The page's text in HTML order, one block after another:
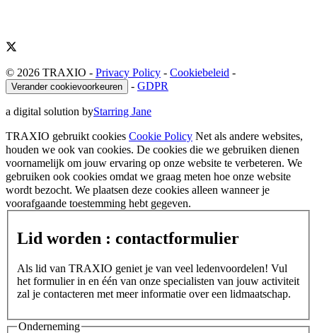
© 2026 TRAXIO - Privacy Policy - Cookiebeleid -
Verander cookievoorkeuren - GDPR
a digital solution byStarring Jane
TRAXIO gebruikt cookies Cookie Policy Net als andere websites,
houden we ook van cookies. De cookies die we gebruiken dienen
voornamelijk om jouw ervaring op onze website te verbeteren. We
gebruiken ook cookies omdat we graag meten hoe onze website
wordt bezocht. We plaatsen deze cookies alleen wanneer je
voorafgaande toestemming hebt gegeven.
Lid worden : contactformulier
Als lid van TRAXIO geniet je van veel ledenvoordelen! Vul
het formulier in en één van onze specialisten van jouw activiteit
zal je contacteren met meer informatie over een lidmaatschap.
Onderneming